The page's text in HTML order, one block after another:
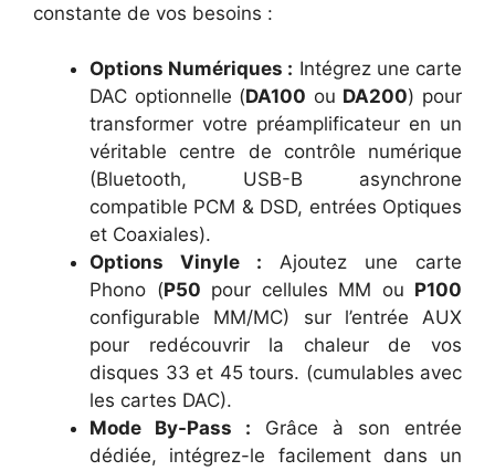
constante de vos besoins :
Options Numériques : Intégrez une carte
DAC optionnelle (DA100 ou DA200) pour
transformer votre préamplificateur en un
véritable centre de contrôle numérique
(Bluetooth, USB-B asynchrone
compatible PCM & DSD, entrées Optiques
et Coaxiales).
Options Vinyle : Ajoutez une carte
Phono (P50 pour cellules MM ou P100
configurable MM/MC) sur l’entrée AUX
pour redécouvrir la chaleur de vos
disques 33 et 45 tours. (cumulables avec
les cartes DAC).
Mode By-Pass : Grâce à son entrée
dédiée, intégrez-le facilement dans un